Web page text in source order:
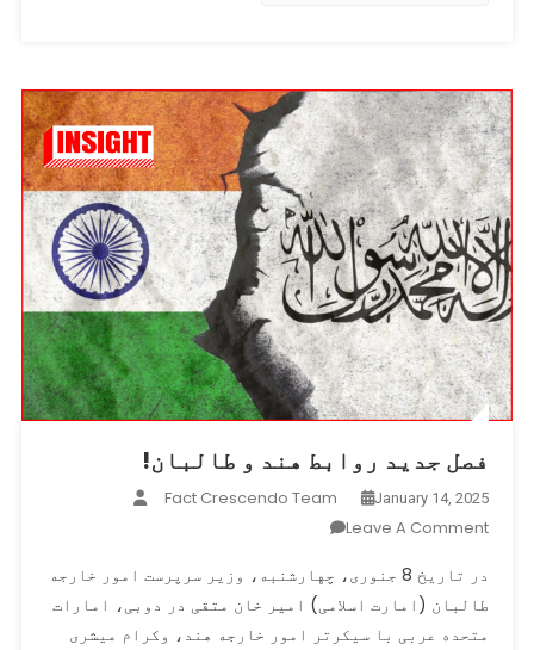
فصل جدید روابط هند و طالبان!
January 14, 2025
Fact Crescendo Team
Leave A Comment
جدید
روابط
هند
در تاریخ 8 جنوری، چهارشنبه، وزیر سرپرست امور خارجه
طالبان (امارت اسلامی) امیر خان متقی در دوبی، امارات
متحده عربی با سیکرتر امور خارجه هند، وکرام میشری